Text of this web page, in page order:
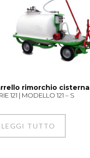
rimorchio cisterna
121 | MODELLO 121 – S
LEGGI TUTTO